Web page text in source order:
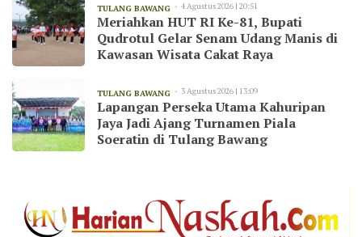
TULANG BAWANG 4 Agustus 2026 | 20:51
Meriahkan HUT RI Ke-81, Bupati
Qudrotul Gelar Senam Udang Manis di
Kawasan Wisata Cakat Raya
TULANG BAWANG 3 Agustus 2026 | 13:09
Lapangan Perseka Utama Kahuripan
Jaya Jadi Ajang Turnamen Piala
Soeratin di Tulang Bawang